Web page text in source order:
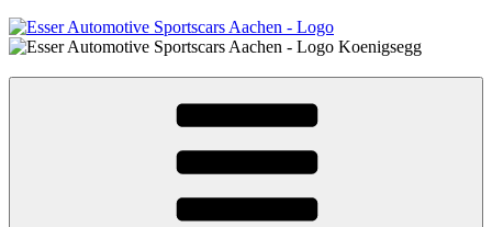
Inhalt
Esser Automotive – Alsdorf / Aachen
Koenigsegg, Hypercars, Sportscars